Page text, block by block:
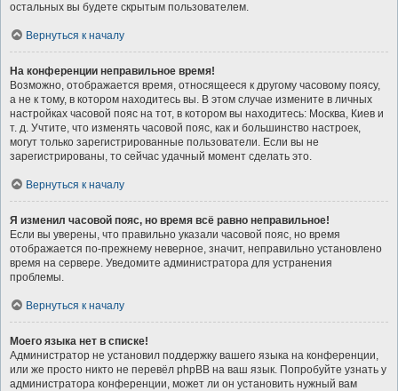
остальных вы будете скрытым пользователем.
Вернуться к началу
На конференции неправильное время!
Возможно, отображается время, относящееся к другому часовому поясу,
а не к тому, в котором находитесь вы. В этом случае измените в личных
настройках часовой пояс на тот, в котором вы находитесь: Москва, Киев и
т. д. Учтите, что изменять часовой пояс, как и большинство настроек,
могут только зарегистрированные пользователи. Если вы не
зарегистрированы, то сейчас удачный момент сделать это.
Вернуться к началу
Я изменил часовой пояс, но время всё равно неправильное!
Если вы уверены, что правильно указали часовой пояс, но время
отображается по-прежнему неверное, значит, неправильно установлено
время на сервере. Уведомите администратора для устранения
проблемы.
Вернуться к началу
Моего языка нет в списке!
Администратор не установил поддержку вашего языка на конференции,
или же просто никто не перевёл phpBB на ваш язык. Попробуйте узнать у
администратора конференции, может ли он установить нужный вам